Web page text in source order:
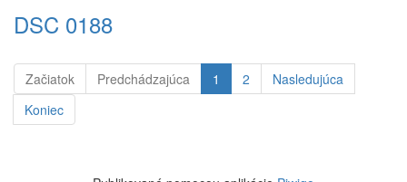
DSC 0188
Začiatok Predchádzajúca 1 2
Nasledujúca
Koniec